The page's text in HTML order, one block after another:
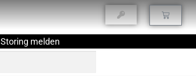
Storing melden